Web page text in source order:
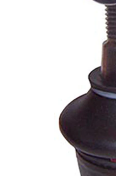
Filet interior
extins/Informatii
de extindere